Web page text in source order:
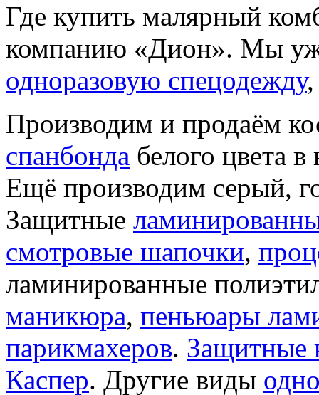
Где купить малярный
компанию «Дион». Мы
одноразовую спецодежду
Производим и продаём
спанбонда белого цвета
Ещё производим серый,
Защитные
смотровые шапочки,
ламинированные
маникюра, пеньюары
парикмахеров. Защитные
Каспер. Другие виды